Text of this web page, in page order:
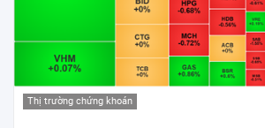
Thị trường chứng khoán